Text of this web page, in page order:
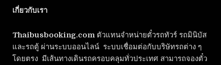
เกี่ยวกับเรา
Thaibusbooking.com ตัวแทนจำหน่ายตั๋วรถทัวร์ รถมินิบัส
และรถตู้ ผ่านระบบออนไลน์ ระบบเชื่อมต่อกับบริษัทรถต่าง ๆ
โดยตรง มีเส้นทางเดินรถครอบคลุมทั่วประเทศ สามารถจองตั๋ว